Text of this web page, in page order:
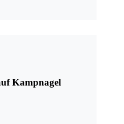
auf Kampnagel